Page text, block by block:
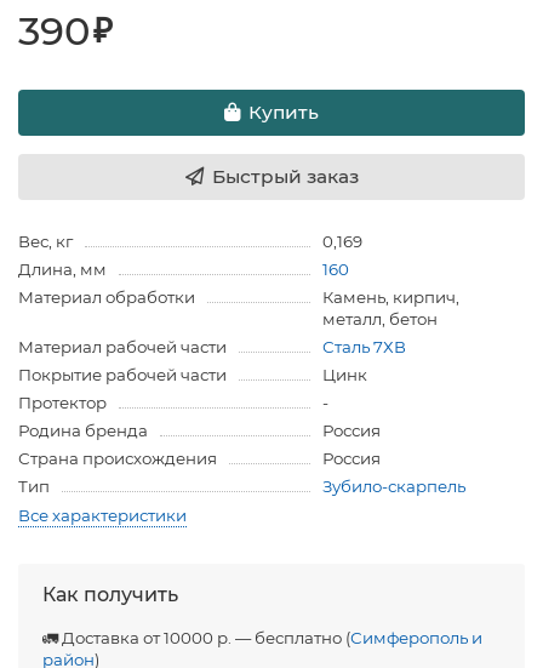
390₽
Купить
Быстрый заказ
Вес, кг
0,169
Длина, мм
160
Материал обработки
Камень, кирпич,
металл, бетон
Материал рабочей части
Сталь 7ХВ
Покрытие рабочей части
Цинк
Протектор
-
Родина бренда
Россия
Страна происхождения
Россия
Тип
Зубило-скарпель
Все характеристики
Как получить
🚛 Доставка от 10000 р. — бесплатно (Симферополь и
район)